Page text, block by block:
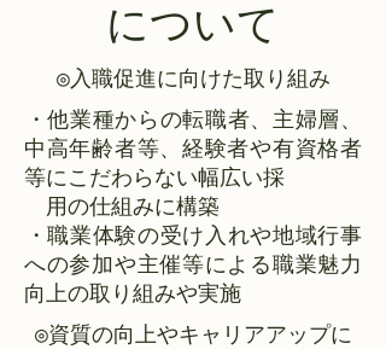
について
◎​入職促進に向けた取り組み
​・他業種からの転職者、主婦層、
中高年齢者等、経験者や有資格者
等にこだわらない幅広い採
用の仕組みに構築
​・職業体験の受け入れや地域行事
への参加や主催等による職業魅力
向上の取り組みや実施
◎資質の向上やキャリアアップに